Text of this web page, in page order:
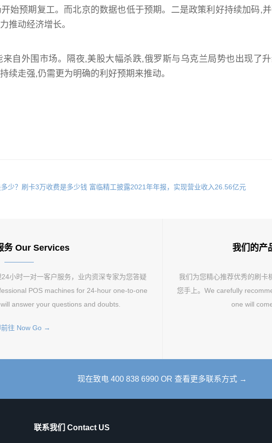
始预期复工。而北京的数据也低于预期。二是政策利好持续加码,并
推动经济增长。
自外围市场。隔夜,美股大幅杀跌,俄罗斯与乌克兰局势也出现了
续走强,仍需更为明确的利好预期来推动。
少？刷卡3万收费是多少钱 富临精工披露2021年年报，实现营业收入26.56亿元
务 Our Services
小时一对一客户服务，业内资深专家为您答疑
POS machines for 24-hour one-to-one
answer your questions and doubts.
前往 Now Go →
我们的产
我们为您精心推荐优秀的刷卡
您手上。We carefully
one will
现在致电 400 838 6990 OR 查看更多联系方式 →
联系我们 Contact US